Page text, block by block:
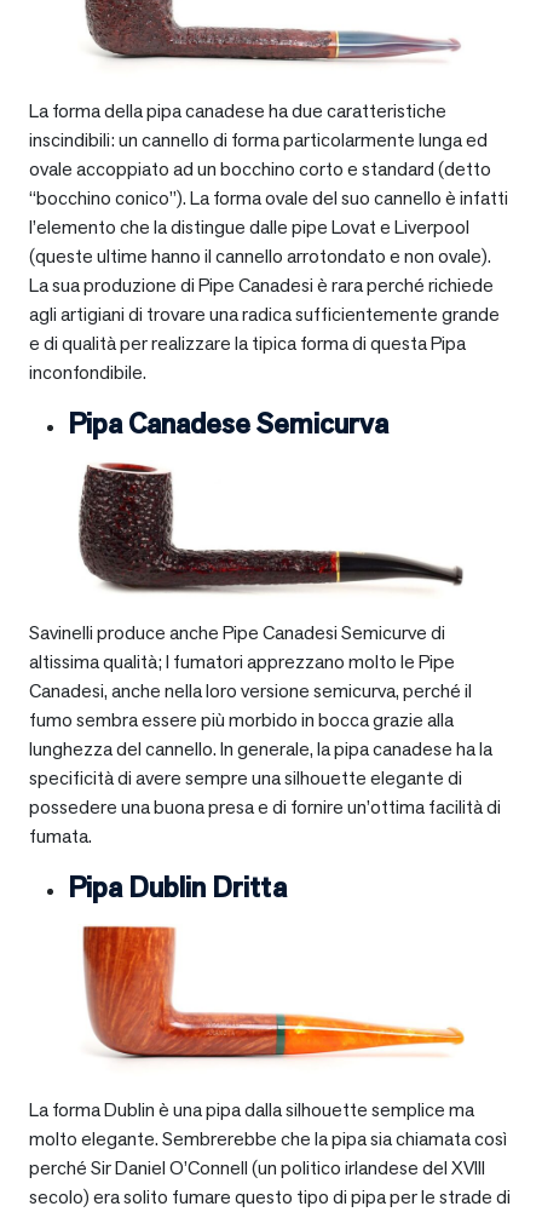
La forma della pipa canadese ha due caratteristiche
inscindibili: un cannello di forma particolarmente lunga ed
ovale accoppiato ad un bocchino corto e standard (detto
“bocchino conico”). La forma ovale del suo cannello è infatti
l’elemento che la distingue dalle pipe Lovat e Liverpool
(queste ultime hanno il cannello arrotondato e non ovale).
La sua produzione di Pipe Canadesi è rara perché richiede
agli artigiani di trovare una radica sufficientemente grande
e di qualità per realizzare la tipica forma di questa Pipa
inconfondibile.
Pipa Canadese Semicurva
Savinelli produce anche Pipe Canadesi Semicurve di
altissima qualità; I fumatori apprezzano molto le Pipe
Canadesi, anche nella loro versione semicurva, perché il
fumo sembra essere più morbido in bocca grazie alla
lunghezza del cannello. In generale, la pipa canadese ha la
specificità di avere sempre una silhouette elegante di
possedere una buona presa e di fornire un’ottima facilità di
fumata.
Pipa Dublin Dritta
La forma Dublin è una pipa dalla silhouette semplice ma
molto elegante. Sembrerebbe che la pipa sia chiamata così
perché Sir Daniel O’Connell (un politico irlandese del XVIII
secolo) era solito fumare questo tipo di pipa per le strade di